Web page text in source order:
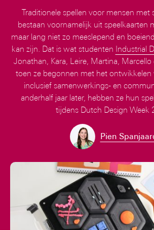
Traditionele spellen voor mensen met
bestaan voornamelijk uit speelkaarten
maar lang niet zo meeslepend en
kan zijn. Dat is wat studenten Industrial
Jonathan, Kara, Leire, Martina,
toen ze begonnen met het ontwikkelen
inclusief samenwerkings- en
anderhalf jaar later, hebben ze hun
tijdens Dutch Design Week
Pien